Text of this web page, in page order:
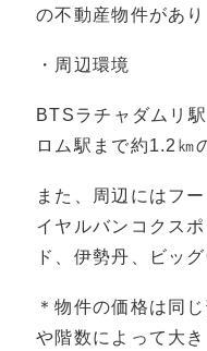
の不動産物件があり
・周辺環境
BTSラチャダムリ
ロム駅まで約1.2㎞
また、周辺にはフ
イヤルバンコクス
ド、伊勢丹、ビッ
＊物件の価格は同
や階数によって大